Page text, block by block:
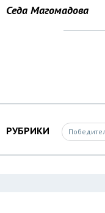
Седа Магомадова
РУБРИКИ